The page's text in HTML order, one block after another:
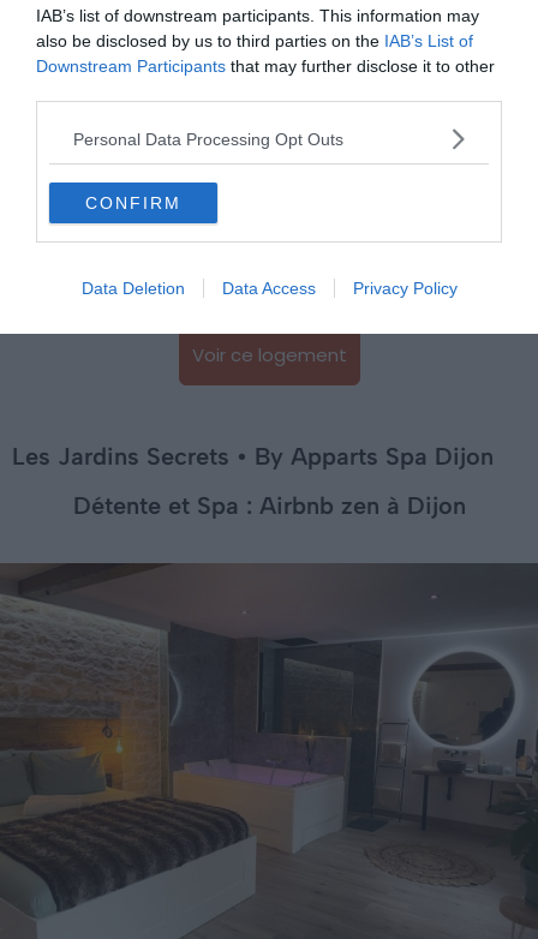
IAB’s list of downstream participants. This information may
also be disclosed by us to third parties on the IAB’s List of
Downstream Participants that may further disclose it to other
Personal Data Processing Opt Outs
CONFIRM
Data Deletion Data Access Privacy Policy
cafés, le tout sans voiture.
confort nécessaire. Elle compte deux chambres, dont
terrasse privée
et jacuzzi. C’est
l’endroit parfait pour se détendre. De mai à septembre,
vous pouvez aussi profiter d’une piscine chauffée avec
système de nage à contre-courant, en fonction de la
Voir ce logement
Les Jardins Secrets • By Apparts Spa Dijon
Détente et Spa : Airbnb zen à Dijon